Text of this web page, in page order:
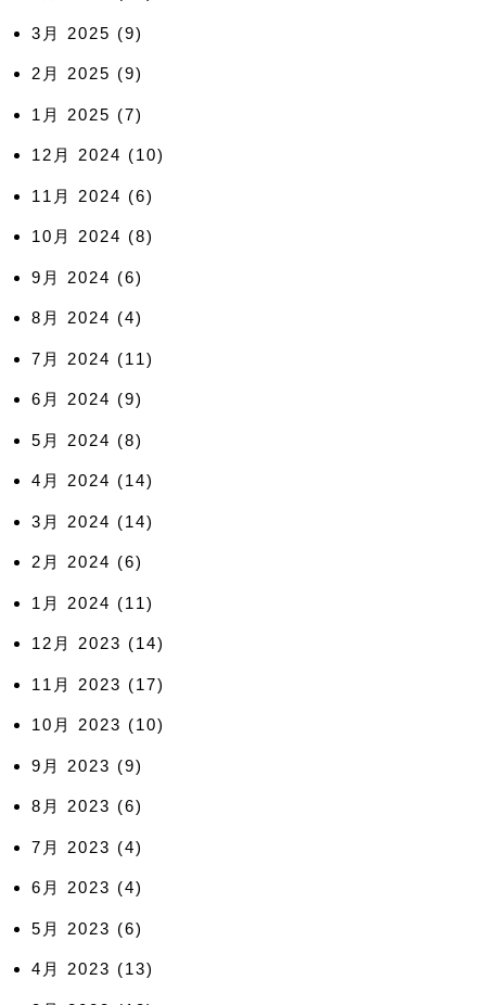
3月 2025 (9)
2月 2025 (9)
1月 2025 (7)
12月 2024 (10)
11月 2024 (6)
10月 2024 (8)
9月 2024 (6)
8月 2024 (4)
7月 2024 (11)
6月 2024 (9)
5月 2024 (8)
4月 2024 (14)
3月 2024 (14)
2月 2024 (6)
1月 2024 (11)
12月 2023 (14)
11月 2023 (17)
10月 2023 (10)
9月 2023 (9)
8月 2023 (6)
7月 2023 (4)
6月 2023 (4)
5月 2023 (6)
4月 2023 (13)